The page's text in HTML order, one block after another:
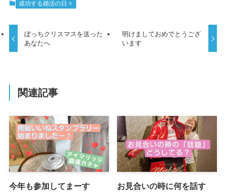
成功する婚活の日々
ぼっちクリスマスを送った
あなたへ
明けましておめでとうござ
います
関連記事
今年も参加してまーす
お見合いの時に何を話す